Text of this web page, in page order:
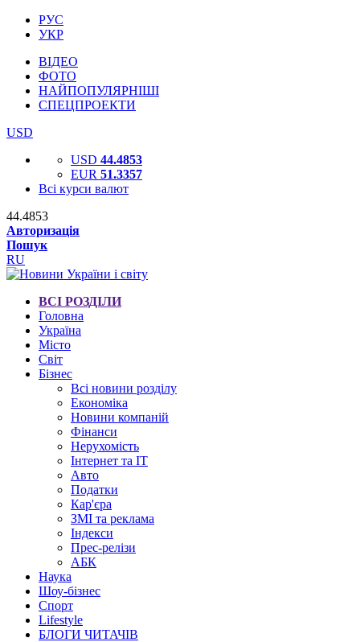
РУС
УКР
ВІДЕО
ФОТО
НАЙПОПУЛЯРНІШІ
СПЕЦПРОЕКТИ
USD
USD 44.4853
EUR 51.3357
Всі курси валют
44.4853
Авторизація
Пошук
RU
ВСІ РОЗДІЛИ
Головна
Україна
Місто
Світ
Бізнес
Всі новини розділу
Економіка
Новини компаній
Фінанси
Нерухомість
Інтернет та IT
Авто
Податки
Кар'єра
ЗМІ та реклама
Індекси
Прес-релізи
АБК
Наука
Шоу-бізнес
Спорт
Lifestyle
БЛОГИ ЧИТАЧІВ